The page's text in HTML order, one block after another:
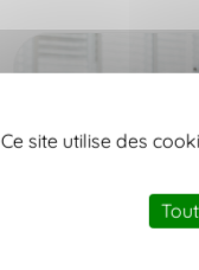
Ce site utilise des